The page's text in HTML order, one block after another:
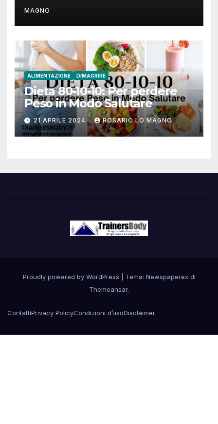
MAGNO
ALIMENTAZIONE DIMAGRIRE
Dieta 80-10-10: Per perdere
Peso in Modo Salutare
21 APRILE 2024 ROSARIO LO MAGNO
Proudly powered by WordPress
Tema: Newspaperex di
Themeansar.
ContattiPrivacy PolicyCondizioni d’usoDisclaimer